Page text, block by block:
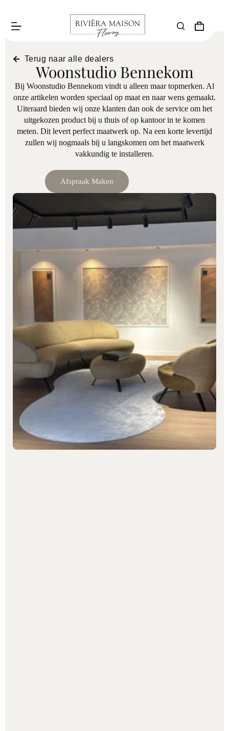
Terug naar alle dealers
Woonstudio Bennekom
Bij Woonstudio Bennekom vindt u alleen maar topmerken. Al
onze artikelen worden speciaal op maat en naar wens gemaakt.
Uiteraard bieden wij onze klanten dan ook de service om het
uitgekozen product bij u thuis of op kantoor in te komen
meten. Dit levert perfect maatwerk op. Na een korte levertijd
zullen wij nogmaals bij u langskomen om het maatwerk
vakkundig te installeren.
Afspraak Maken